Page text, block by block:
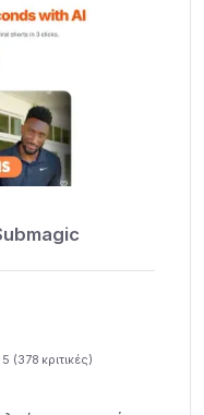
(378 κριτικές)